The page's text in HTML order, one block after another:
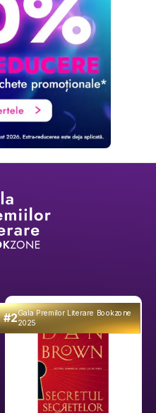
#2Gala Premilor Literare Bookzone
2025